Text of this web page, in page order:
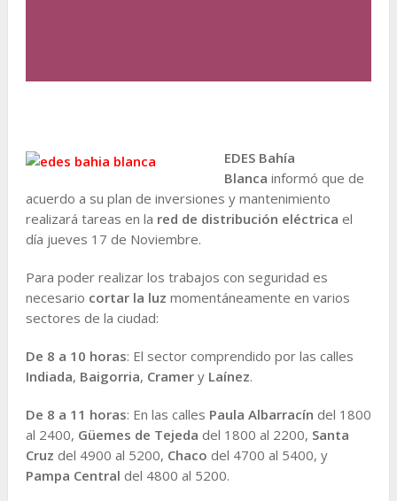
EDES Bahía
Blanca informó que de
acuerdo a su plan de inversiones y mantenimiento
realizará tareas en la red de distribución eléctrica el
día jueves 17 de Noviembre.
Para poder realizar los trabajos con seguridad es
necesario cortar la luz momentáneamente en varios
sectores de la ciudad:
De 8 a 10 horas: El sector comprendido por las calles
Indiada, Baigorria, Cramery Laínez.
De 8 a 11 horas: En las calles Paula Albarracín del 1800
al 2400, Güemes de Tejeda del 1800 al 2200, Santa
Cruz del 4900 al 5200, Chaco del 4700 al 5400, y
Pampa Central del 4800 al 5200.